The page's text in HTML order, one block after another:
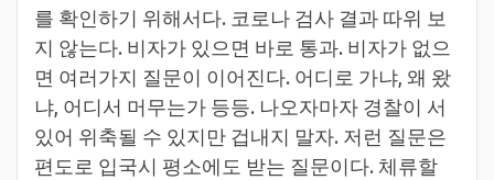
를 확인하기 위해서다. 코로나 검사 결과 따위 보
지 않는다. 비자가 있으면 바로 통과. 비자가 없으
면 여러가지 질문이 이어진다. 어디로 가냐, 왜 왔
냐, 어디서 머무는가 등등. 나오자마자 경찰이 서
있어 위축될 수 있지만 겁내지 말자. 저런 질문은
편도로 입국시 평소에도 받는 질문이다. 체류할